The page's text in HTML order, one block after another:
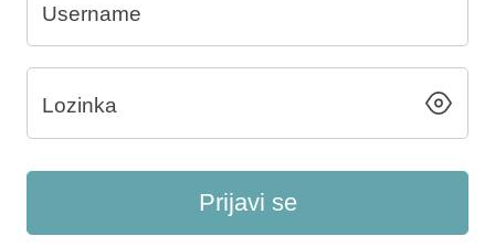
Username
Lozinka
Prijavi se